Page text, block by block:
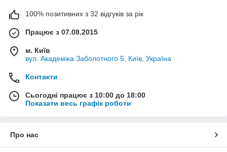
100% позитивних з 32 відгуків за рік
Працює з 07.08.2015
м. Київ
вул. Академіка Заболотного 5, Київ, Україна
Контакти
Сьогодні працює з 10:00 до 18:00
Показати весь графік роботи
Про нас